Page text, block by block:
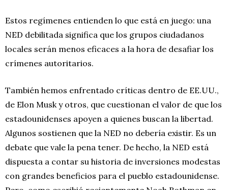
Estos regímenes entienden lo que está en juego: una
NED debilitada significa que los grupos ciudadanos
locales serán menos eficaces a la hora de desafiar los
crímenes autoritarios.
También hemos enfrentado críticas dentro de EE.UU.,
de Elon Musk y otros, que cuestionan el valor de que los
estadounidenses apoyen a quienes buscan la libertad.
Algunos sostienen que la NED no debería existir. Es un
debate que vale la pena tener. De hecho, la NED está
dispuesta a contar su historia de inversiones modestas
con grandes beneficios para el pueblo estadounidense.